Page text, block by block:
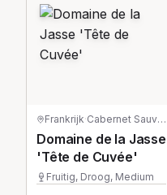
Frankrijk· Cabernet Sauvignon
Domaine de la Jasse
'Tête de Cuvée'
Fruitig, Droog, Medium